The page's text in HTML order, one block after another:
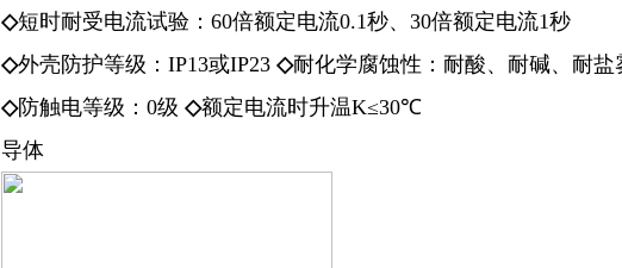
◇短时耐受电流试验：60倍额定电流0.1秒、30倍额定电流1秒
◇外壳防护等级：IP13或IP23 ◇耐化学腐蚀性：耐酸、耐碱、耐盐
◇防触电等级：0级 ◇额定电流时升温K≤30℃
导体